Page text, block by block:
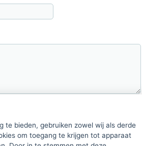
te bieden, gebruiken zowel wij als derde
om toegang te krijgen tot apparaat